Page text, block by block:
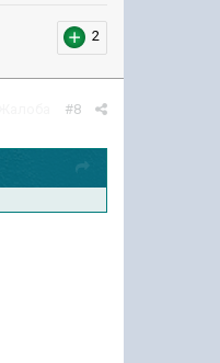
2
#8